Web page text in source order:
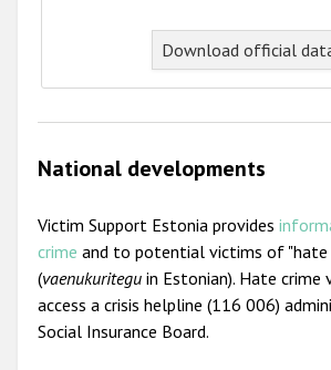
Download official
National developments
Victim Support Estonia provides
crime and to potential victims of "hate
(vaenukuritegu in Estonian). Hate crime
access a crisis helpline (116 006)
Social Insurance Board.